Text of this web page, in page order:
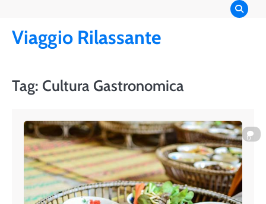
content
Viaggio Rilassante
Tag: Cultura Gastronomica
0